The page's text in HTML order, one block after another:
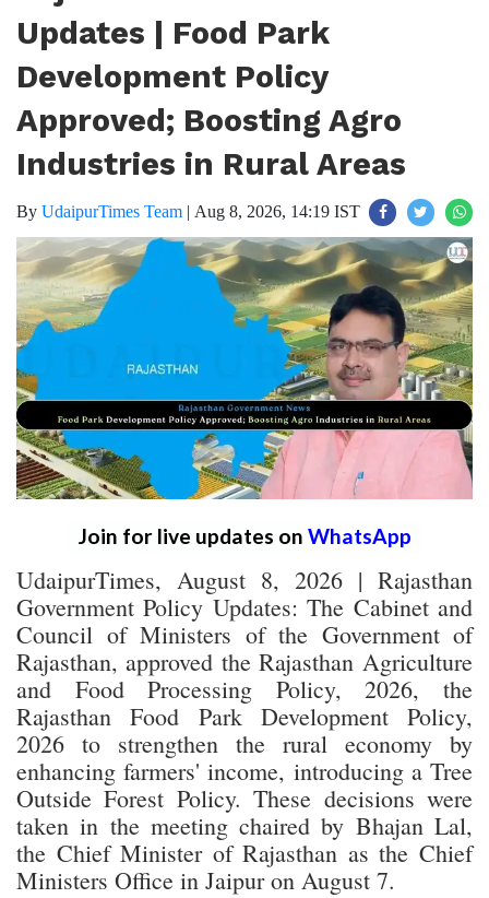
Updates | Food Park
Development Policy
Approved; Boosting Agro
Industries in Rural Areas
By UdaipurTimes Team | Aug 8, 2026, 14:19 IST
Join for live updates on WhatsApp
UdaipurTimes, August 8, 2026 | Rajasthan
Government Policy Updates: The Cabinet and
Council of Ministers of the Government of
Rajasthan, approved the Rajasthan Agriculture
and Food Processing Policy, 2026, the
Rajasthan Food Park Development Policy,
2026 to strengthen the rural economy by
enhancing farmers' income, introducing a Tree
Outside Forest Policy. These decisions were
taken in the meeting chaired by Bhajan Lal,
the Chief Minister of Rajasthan as the Chief
Ministers Office in Jaipur on August 7.